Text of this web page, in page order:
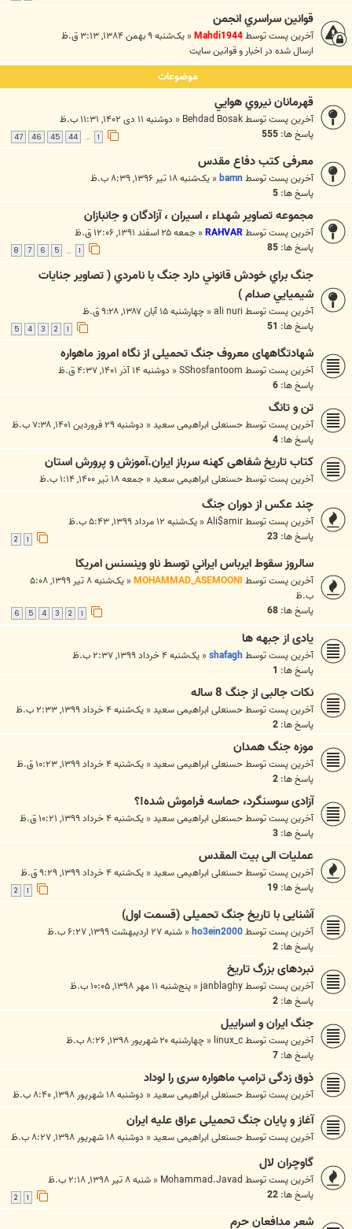
قوانين سراسري انجمن
آخرین پست توسطMahdi1944
« یک‌شنبه ۹ بهمن ۱۳۸۴, ۳:۱۳ ق.ظ
ارسال شده در اخبار و قوانين سايت
موضوعات
قهرمانان نيروي هوايي
آخرین پست توسطBehdad Bosak
« دوشنبه ۱۱ دی ۱۴۰۲, ۱۱:۳۱ ب.ظ
پاسخ ها: 555
…
44
45
46
47
معرفی کتب دفاع مقدس
آخرین پست توسطbamn
« یک‌شنبه ۱۸ تیر ۱۳۹۶, ۸:۳۹ ب.ظ
پاسخ ها: 5
مجموعه تصاوير شهداء ، اسيران ، آزادگان و جانبازان
آخرین پست توسطRAHVAR
« جمعه ۲۵ اسفند ۱۳۹۱, ۱۲:۰۶ ق.ظ
پاسخ ها: 85
…
5
6
7
8
جنگ براي خودش قانوني دارد جنگ با نامردي ( تصاوير جنايات
شيميايي صدام )
آخرین پست توسطali nuri
« چهارشنبه ۱۵ آبان ۱۳۸۷, ۹:۲۸ ق.ظ
پاسخ ها: 51
3
4
5
شهادتگاههای معروف جنگ تحمیلی از نگاه امروز ماهواره
آخرین پست توسطSShosfantoom
« دوشنبه ۱۴ آذر ۱۴۰۱, ۴:۳۷ ق.ظ
پاسخ ها: 6
تن و تانگ
آخرین پست توسطحسنعلی ابراهیمی سعید« دوشنبه ۲۹ فروردین ۱۴۰۱, ۷:۳۸ ب.ظ
پاسخ ها: 4
کتاب تاریخ شفاهی کهنه سرباز ایران.آموزش و پرورش استان
آخرین پست توسطحسنعلی ابراهیمی سعید« جمعه ۱۸ تیر ۱۴۰۰, ۱:۱۴ ب.ظ
چند عکس از دوران جنگ
آخرین پست توسطAli$amir
« یک‌شنبه ۱۲ مرداد ۱۳۹۹, ۵:۴۳ ب.ظ
پاسخ ها: 23
سالروز سقوط ايرباس ايراني توسط ناو وينسنس امريکا
آخرین پست توسطMOHAMMAD_ASEMOONI
«
یک‌شنبه ۸ تیر ۱۳۹۹, ۵:۰۸
ب.ظ
پاسخ ها: 68
3
4
5
6
یادی از جبهه ها
آخرین پست توسطshafagh
« یک‌شنبه ۴ خرداد ۱۳۹۹, ۲:۳۷ ب.ظ
پاسخ ها: 1
نکات جالبی از جنگ 8 ساله
آخرین پست توسطحسنعلی ابراهیمی سعید« یک‌شنبه ۴ خرداد ۱۳۹۹, ۲:۳۳ ب.ظ
پاسخ ها: 2
موزه جنگ همدان
آخرین پست توسطحسنعلی ابراهیمی سعید« یک‌شنبه ۴ خرداد ۱۳۹۹, ۱۰:۲۳ ق.ظ
پاسخ ها: 2
آزادی سوسنگرد، حماسه فراموش شده!؟
آخرین پست توسطحسنعلی ابراهیمی سعید« یک‌شنبه ۴ خرداد ۱۳۹۹, ۱۰:۲۱ ق.ظ
پاسخ ها: 3
عملیات الی بیت المقدس
آخرین پست توسطحسنعلی ابراهیمی سعید« یک‌شنبه ۴ خرداد ۱۳۹۹, ۹:۲۹ ق.ظ
پاسخ ها: 19
آشنایی با تاریخ جنگ تحمیلی (قسمت اول)
آخرین پست توسطho3ein2000
« شنبه ۲۷ اردیبهشت ۱۳۹۹, ۶:۲۷ ب.ظ
پاسخ ها: 2
نبردهای بزرگ تاریخ
آخرین پست توسطjanblaghy
« پنج‌شنبه ۱۱ مهر ۱۳۹۸, ۱۰:۰۵ ب.ظ
پاسخ ها: 2
جنگ ایران و اسراییل
آخرین پست توسطlinux_c
« چهارشنبه ۲۰ شهریور ۱۳۹۸, ۸:۲۶ ب.ظ
پاسخ ها: 7
ذوق زدگی ترامپ ماهواره سری را لوداد
آخرین پست توسطحسنعلی ابراهیمی سعید« دوشنبه ۱۸ شهریور ۱۳۹۸, ۸:۴۰ ب.ظ
آغاز و پایان جنگ تحمیلی عراق علیه ایران
آخرین پست توسطحسنعلی ابراهیمی سعید« دوشنبه ۱۸ شهریور ۱۳۹۸, ۸:۲۷ ب.ظ
گاوچران لال
آخرین پست توسطMohammad.Javad
« شنبه ۸ تیر ۱۳۹۸, ۲:۱۸ ب.ظ
پاسخ ها: 22
شعر مدافعان حرم